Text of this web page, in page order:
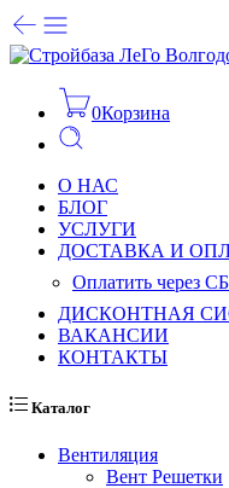
0Корзина
О НАС
БЛОГ
УСЛУГИ
ДОСТАВКА И
Оплатить через
ДИСКОНТНАЯ
ВАКАНСИИ
КОНТАКТЫ
Каталог
Вентиляция
Вент Решетки